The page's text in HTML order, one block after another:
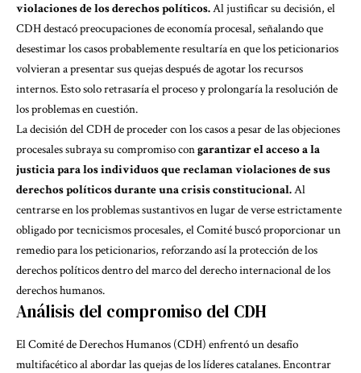
violaciones de los derechos políticos.Al justificar su decisión, el
CDH destacó preocupaciones de economía procesal, señalando que
desestimar los casos probablemente resultaría en que los peticionarios
volvieran a presentar sus quejas después de agotar los recursos
internos. Esto solo retrasaría el proceso y prolongaría la resolución de
los problemas en cuestión.
La decisión del CDH de proceder con los casos a pesar de las objeciones
procesales subraya su compromiso congarantizar el acceso a la
justicia para los individuos que reclaman violaciones de sus
derechos políticos durante una crisis constitucional.Al
centrarse en los problemas sustantivos en lugar de verse estrictamente
obligado por tecnicismos procesales, el Comité buscó proporcionar un
remedio para los peticionarios, reforzando así la protección de los
derechos políticos dentro del marco del derecho internacional de los
derechos humanos.
Análisis del compromiso del CDH
El Comité de Derechos Humanos (CDH) enfrentó un desafío
multifacético al abordar las quejas de los líderes catalanes. Encontrar